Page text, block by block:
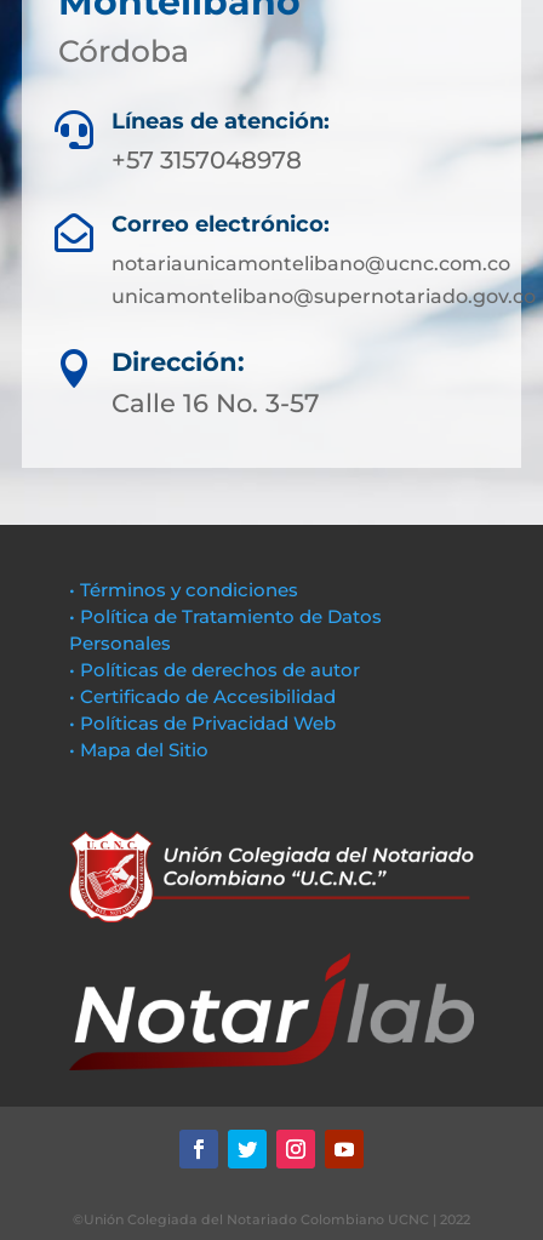
Córdoba
 Líneas de atención:
+57 3157048978
 Correo electrónico:
notariaunicamontelibano@ucnc.com.co
unicamontelibano@supernotariado.gov.co

Dirección:
Calle 16 No. 3-57
• Términos y condiciones
• Política de Tratamiento de Datos
Personales
• Políticas de derechos de autor
• Certificado de Accesibilidad
• Políticas de Privacidad Web
• Mapa del Sitio
©Unión Colegiada del Notariado Colombiano UCNC | 2022